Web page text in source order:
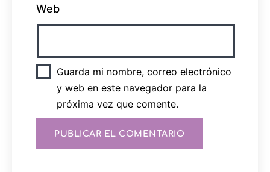
Web
Guarda mi nombre, correo electrónico
y web en este navegador para la
próxima vez que comente.